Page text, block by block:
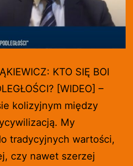
KTO SIĘ BOI
[WIDEO] –
kolizyjnym między
My
tradycyjnych wartości,
czy nawet szerzej